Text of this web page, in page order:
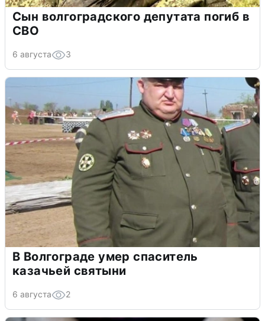
Сын волгоградского депутата погиб в
СВО
6 августа 3
В Волгограде умер спаситель
казачьей святыни
6 августа 2